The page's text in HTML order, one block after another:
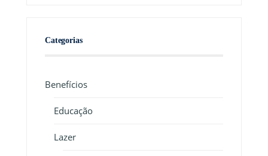
Categorias
Benefícios
Educação
Lazer